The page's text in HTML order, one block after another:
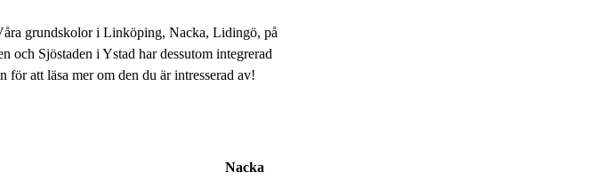
grundskolor i Linköping, Nacka, Lidingö, på
och Sjöstaden i Ystad har dessutom integrerad
att läsa mer om den du är intresserad av!
Nacka